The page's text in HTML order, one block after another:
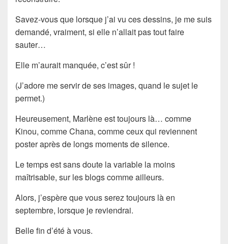
Savez-vous que lorsque j’ai vu ces dessins, je me suis
demandé, vraiment, si elle n’allait pas tout faire
sauter…
Elle m’aurait manquée, c’est sûr !
(J’adore me servir de ses images, quand le sujet le
permet.)
Heureusement, Marlène est toujours là… comme
Kinou, comme Chana, comme ceux qui reviennent
poster après de longs moments de silence.
Le temps est sans doute la variable la moins
maîtrisable, sur les blogs comme ailleurs.
Alors, j’espère que vous serez toujours là en
septembre, lorsque je reviendrai.
Belle fin d’été à vous.